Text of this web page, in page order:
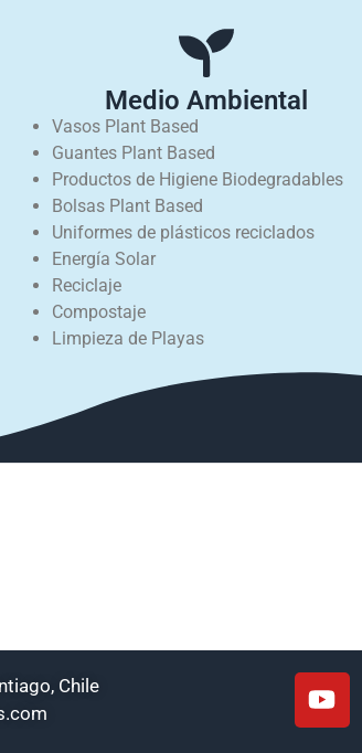
Medio Ambiental
Vasos Plant Based
Guantes Plant Based
Productos de Higiene Biodegradables
Bolsas Plant Based
Uniformes de plásticos reciclados
Energía Solar
Reciclaje
Compostaje
Limpieza de Playas
Chile